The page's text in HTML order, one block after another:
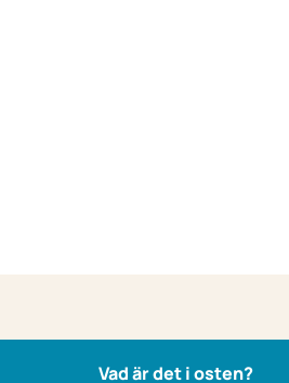
Vad är det i osten?